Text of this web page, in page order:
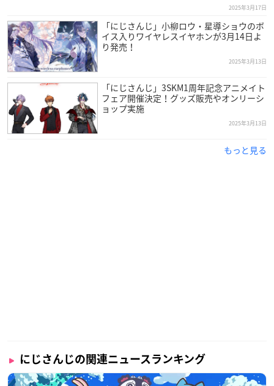
2025年3月17日
「にじさんじ」小柳ロウ・星導ショウのボ
イス入りワイヤレスイヤホンが3月14日よ
り発売！
2025年3月13日
「にじさんじ」3SKM1周年記念アニメイト
フェア開催決定！グッズ販売やオンリーシ
ョップ実施
2025年3月13日
もっと見る
にじさんじの関連ニュースランキング